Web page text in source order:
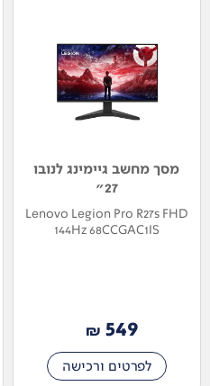
מסך מחשב גיימינג לנובו
27"
Lenovo Legion Pro R27s FHD
144Hz 68CCGAC1IS
549
₪
לפרטים ורכישה